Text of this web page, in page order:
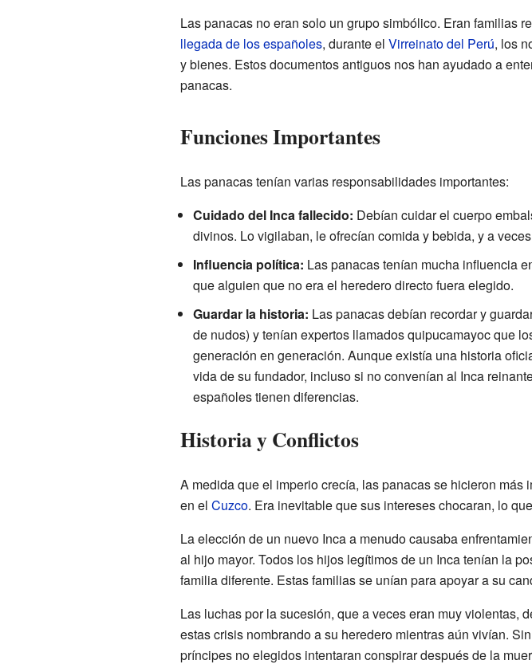
Las panacas no eran solo un grupo simbólico. Eran familias
llegada de los españoles, durante el Virreinato del Perú, los
y bienes. Estos documentos antiguos nos han ayudado a
panacas.
Funciones Importantes
Las panacas tenían varias responsabilidades importantes:
Cuidado del Inca fallecido: Debían cuidar el cuerpo
divinos. Lo vigilaban, le ofrecían comida y bebida, y a
Influencia política: Las panacas tenían mucha influencia
que alguien que no era el heredero directo fuera elegido.
Guardar la historia: Las panacas debían recordar y
de nudos) y tenían expertos llamados quipucamayoc que
generación en generación. Aunque existía una historia
vida de su fundador, incluso si no convenían al Inca
españoles tienen diferencias.
Historia y Conflictos
A medida que el imperio crecía, las panacas se hicieron
en el Cuzco. Era inevitable que sus intereses chocaran, lo
La elección de un nuevo Inca a menudo causaba
al hijo mayor. Todos los hijos legítimos de un Inca tenían la
familia diferente. Estas familias se unían para apoyar a su
Las luchas por la sucesión, que a veces eran muy violentas,
estas crisis nombrando a su heredero mientras aún vivían.
príncipes no elegidos intentaran conspirar después de la